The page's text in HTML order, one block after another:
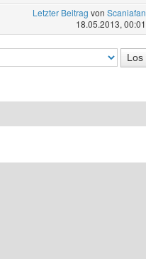
Letzter Beitrag von Scaniafan
18.05.2013, 00:01